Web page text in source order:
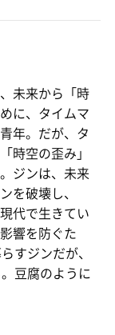
未来から「時
に、タイムマ
年。だが、タ
時空の歪み」
ジンは、未来
を破壊し、
代で生きてい
響を防ぐた
すジンだが、
豆腐のように